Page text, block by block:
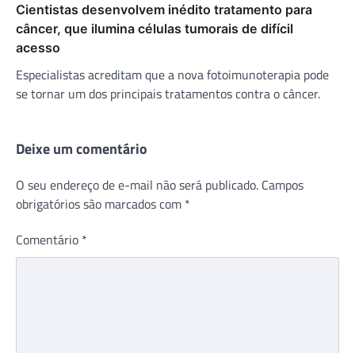
Cientistas desenvolvem inédito tratamento para
câncer, que ilumina células tumorais de difícil
acesso
Especialistas acreditam que a nova fotoimunoterapia pode
se tornar um dos principais tratamentos contra o câncer.
Deixe um comentário
O seu endereço de e-mail não será publicado. Campos
obrigatórios são marcados com *
Comentário *